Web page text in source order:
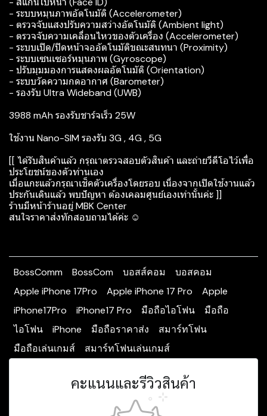
- ระบบหมุนภาพอัตโนมัติ (Accelerometer)
- ตรวจจับแสงปรับความสว่างอัตโนมัติ (Ambient light)
- ตรวจจับความเคลื่อนไหวของตัวเครื่อง (Accelerometer)
- ระบบเปิด/ปิดหน้าจออัตโนมัติขณะสนทนา (Proximity)
- ระบบเซนเซอร์หมุนภาพ (Gyroscope)
- ปรับมุมมองการแสดงผลอัตโนมัติ (Orientation)
- ระบบวัดความกดอากาศ (Barometer)
- รองรับ Ultra Wideband (UWB)
3988 mAh รองรับชาร์จเร็ว 25W
ใช้งาน Nano-SIM รองรับ 3G , 4G , 5G
[[ ได้รับสินค้าแล้ว กรุณาตรวจสอบตัวสินค้า และถ่ายวีดีโอไว้เพื่อ
ประโยชน์ของตัวท่านเอง
เมื่อแกะแล้วกรุณาเช็คตัวเครื่องโดยรอบ เนื่องจากเปิดใช้งานแล้ว
ประกันเดินแล้ว พบปัญหา ต้องเคลมศูนย์เองเท่านั้นค่ะ ]]
ร้านมีหน้าร้านอยู่ MBK Center
สนใจราคาส่งทักสอบถามได้ค่ะ ☺️
BossComm BossCom บอสส์คอม
บอสคอม
Apple iPhone 17Pro
Apple iPhone 17 Pro
Apple
iPhone17Pro
iPhone17 Pro มือถือไอโฟน
มือถือ
ไอโฟน
iPhone มือถือราคาส่ง
สมาร์ทโฟน
มือถือเล่นเกมส์
สมาร์ทโฟนเล่นเกมส์
คะแนนและรีวิวสินค้า